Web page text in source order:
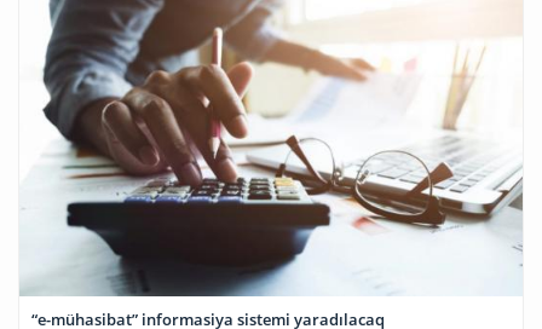
“e-mühasibat” informasiya sistemi yaradılacaq